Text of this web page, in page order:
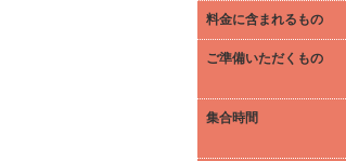
料金に含まれるもの
ご準備いただくもの
集合時間